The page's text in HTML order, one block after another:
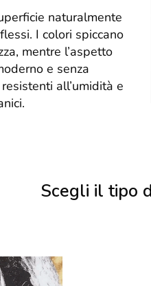
naturalmente
I colori spiccano
mentre l’aspetto
e senza
all’umidità e
Scegli il tipo